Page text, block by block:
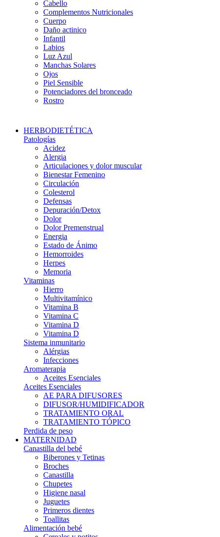
Cabello
Complementos Nutricionales
Cuerpo
Daño actinico
Infantil
Labios
Luz Azul
Manchas Solares
Ojos
Piel Sensible
Potenciadores del bronceado
Rostro
HERBODIETÉTICA
Patologías
Acidez
Alergia
Articulaciones y dolor muscular
Bienestar Femenino
Circulación
Colesterol
Defensas
Depuración/Detox
Dolor
Dolor Premenstrual
Energia
Estado de Ánimo
Hemorroides
Herpes
Memoria
Vitaminas
Hierro
Multivitamínico
Vitamina B
Vitamina C
Vitamina D
Vitamina D
Sistema inmunitario
Alérgias
Infecciones
Aromaterapia
Aceites Esenciales
Aceites Esenciales
AE PARA DIFUSORES
DIFUSOR/HUMIDIFICADOR
TRATAMIENTO ORAL
TRATAMIENTO TÓPICO
Perdida de peso
MATERNIDAD
Canastilla del bebé
Biberones y Tetinas
Broches
Canastilla
Chupetes
Higiene nasal
Juguetes
Primeros dientes
Toallitas
Alimentación bebé